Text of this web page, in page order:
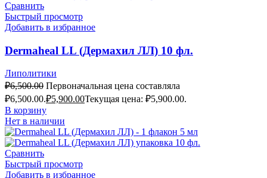
Сравнить
Быстрый просмотр
Добавить в избранное
Dermaheal LL (Дермахил ЛЛ) 10 фл.
Липолитики
₽6,500.00 Первоначальная цена составляла
₽6,500.00.₽5,900.00Текущая цена: ₽5,900.00.
В корзину
Нет в наличии
Сравнить
Быстрый просмотр
Добавить в избранное